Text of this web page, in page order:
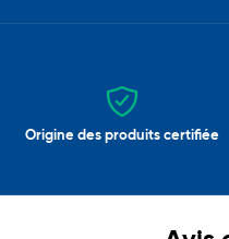
Origine des produits certifiée